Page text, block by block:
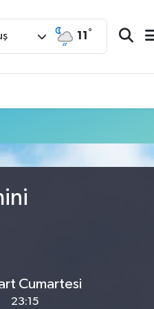
11 °
Cumartesi
23:15